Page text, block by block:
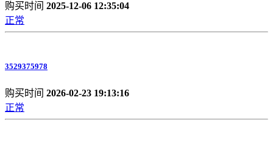
购买时间 2025-12-06 12:35:04
正常
3529375978
购买时间 2026-02-23 19:13:16
正常